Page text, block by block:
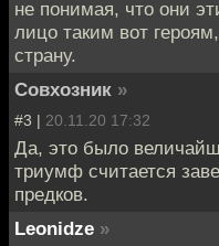
не понимая, что они
лицо таким вот
страну.
Совхозник »
#3 | 20.11.20 17:32
Да, это было
триумф считается
предков.
Leonidze »